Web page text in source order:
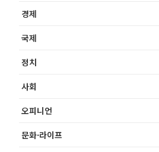
경제
국제
정치
사회
오피니언
문화·라이프